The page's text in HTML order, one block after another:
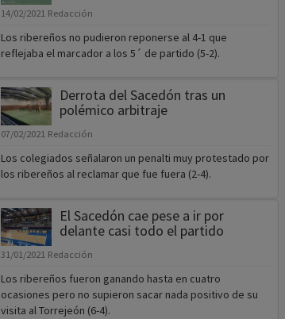
14/02/2021 Redacción
Los ribereños no pudieron reponerse al 4-1 que
reflejaba el marcador a los 5´ de partido (5-2).
Derrota del Sacedón tras un
polémico arbitraje
07/02/2021 Redacción
Los colegiados señalaron un penalti muy protestado por
los ribereños al reclamar que fue fuera (2-4).
El Sacedón cae pese a ir por
delante casi todo el partido
31/01/2021 Redacción
Los ribereños fueron ganando hasta en cuatro
ocasiones pero no supieron sacar nada positivo de su
visita al Torrejeón (6-4).